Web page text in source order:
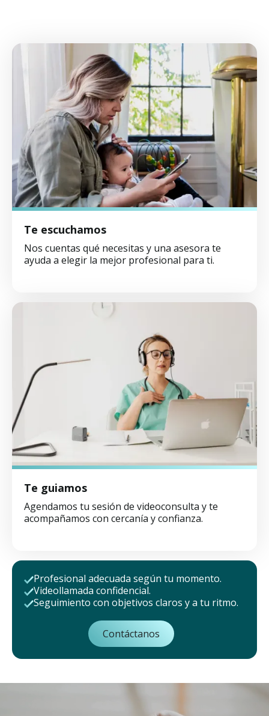
Te escuchamos
Nos cuentas qué necesitas y una asesora te
ayuda a elegir la mejor profesional para ti.
Te guiamos
Agendamos tu sesión de videoconsulta y te
acompañamos con cercanía y confianza.
Profesional adecuada según tu momento.
Videollamada confidencial.
Seguimiento con objetivos claros y a tu ritmo.
Contáctanos